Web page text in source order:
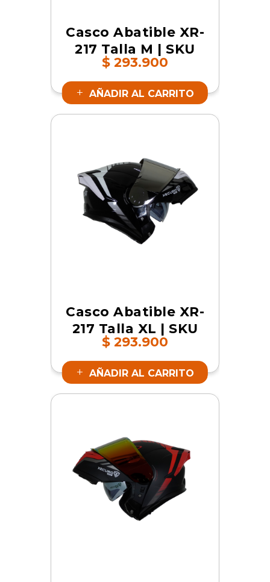
Casco Abatible XR-
217 Talla M | SKU
16786
$ 293.900
AÑADIR AL CARRITO
Casco Abatible XR-
217 Talla XL | SKU
16788
$ 293.900
AÑADIR AL CARRITO